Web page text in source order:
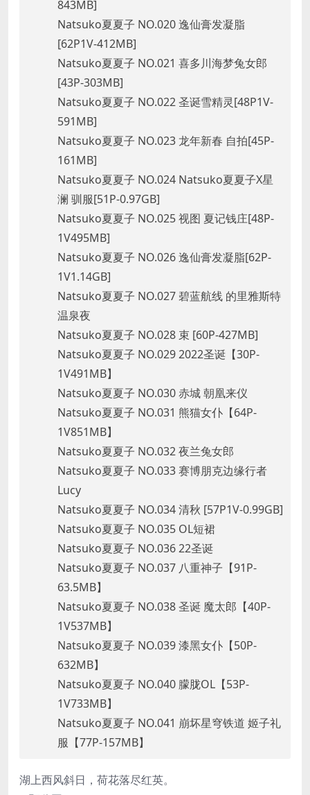
843MB]
Natsuko夏夏子 NO.020 逸仙膏发凝脂
[62P1V-412MB]
Natsuko夏夏子 NO.021 喜多川海梦兔女郎
[43P-303MB]
Natsuko夏夏子 NO.022 圣诞雪精灵[48P1V-
591MB]
Natsuko夏夏子 NO.023 龙年新春 自拍[45P-
161MB]
Natsuko夏夏子 NO.024 Natsuko夏夏子X星
澜 驯服[51P-0.97GB]
Natsuko夏夏子 NO.025 视图 夏记钱庄[48P-
1V495MB]
Natsuko夏夏子 NO.026 逸仙膏发凝脂[62P-
1V1.14GB]
Natsuko夏夏子 NO.027 碧蓝航线 的里雅斯特
温泉夜
Natsuko夏夏子 NO.028 束 [60P-427MB]
Natsuko夏夏子 NO.029 2022圣诞【30P-
1V491MB】
Natsuko夏夏子 NO.030 赤城 朝凰来仪
Natsuko夏夏子 NO.031 熊猫女仆【64P-
1V851MB】
Natsuko夏夏子 NO.032 夜兰兔女郎
Natsuko夏夏子 NO.033 赛博朋克边缘行者
Lucy
Natsuko夏夏子 NO.034 清秋 [57P1V-0.99GB]
Natsuko夏夏子 NO.035 OL短裙
Natsuko夏夏子 NO.036 22圣诞
Natsuko夏夏子 NO.037 八重神子【91P-
63.5MB】
Natsuko夏夏子 NO.038 圣诞 魔太郎【40P-
1V537MB】
Natsuko夏夏子 NO.039 漆黑女仆【50P-
632MB】
Natsuko夏夏子 NO.040 朦胧OL【53P-
1V733MB】
Natsuko夏夏子 NO.041 崩坏星穹铁道 姬子礼
服【77P-157MB】
湖上西风斜日，荷花落尽红英。